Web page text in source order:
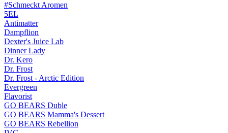
#Schmeckt Aromen
5EL
Antimatter
Dampflion
Dexter's Juice Lab
Dinner Lady
Dr. Kero
Dr. Frost
Dr. Frost - Arctic Edition
Evergreen
Flavorist
GO BEARS Duble
GO BEARS Mamma's Dessert
GO BEARS Rebellion